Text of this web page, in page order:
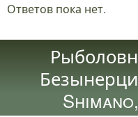
Ответов пока нет.